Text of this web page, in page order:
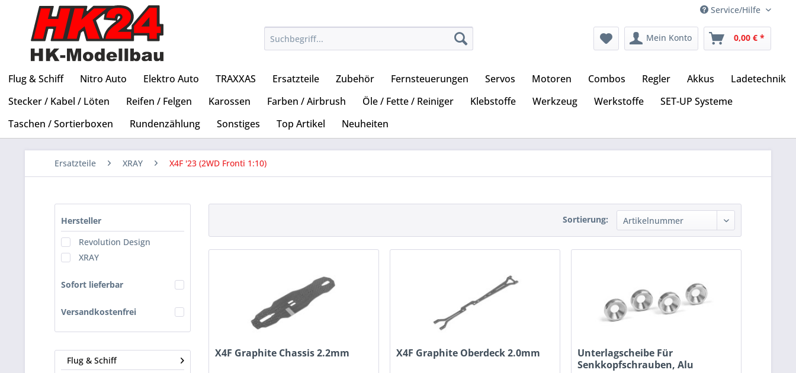
Service/Hilfe
Mein Konto 0,00 € *
Flug & Schiff Nitro Auto Elektro Auto TRAXXAS Ersatzteile Zubehör Fernsteuerungen Servos Motoren Combos Regler Akkus
Ladetechnik
Stecker / Kabel / Löten
Reifen / Felgen Karossen Farben / Airbrush Öle / Fette / Reiniger Klebstoffe Werkzeug Werkstoffe
SET-UP Systeme
Taschen / Sortierboxen
Rundenzählung Sonstiges Top Artikel Neuheiten
Ersatzteile XRAY X4F '23 (2WD Fronti 1:10)
Hersteller
Revolution Design
XRAY
Sofort lieferbar
Versandkostenfrei
Flug & Schiff
Sortierung:
X4F Graphite Chassis 2.2mm X4F Graphite Oberdeck 2.0mm
Unterlagscheibe Für
Senkkopfschrauben, Alu